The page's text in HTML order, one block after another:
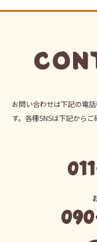
お問い合わせは下記の電
す。各種SNSは下記からご